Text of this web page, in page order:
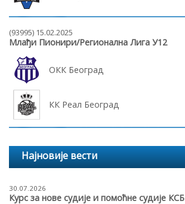
(93995) 15.02.2025
Млађи Пионири/Регионална Лига У12
ОКК Београд
КК Реал Београд
Најновије вести
30.07.2026
Курс за нове судије и помоћне судије КСБ